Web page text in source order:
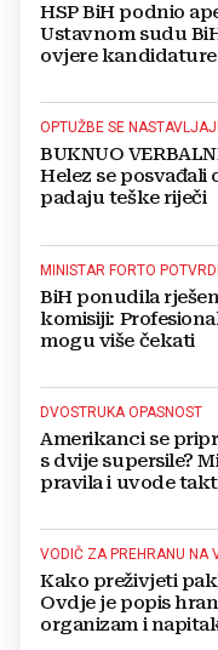
HSP BiH podnio
Ustavnom sudu
ovjere kandidature
OPTUŽBE SE
BUKNUO
Helez se posvađali
padaju teške riječi
MINISTAR FORTO
BiH ponudila
komisiji:
mogu više čekati
DVOSTRUKA OPASNOST
Amerikanci se
s dvije supersile?
pravila i uvode
VODIČ ZA PREHRANU NA
Kako preživjeti
Ovdje je popis
organizam i